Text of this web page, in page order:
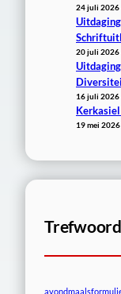
24 juli 2026
20 juli 2026
16 juli 2026
19 mei 2026